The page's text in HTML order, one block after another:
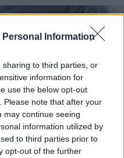
Personal Information
to third parties, or
information for
use the below opt-out
Please note that after your
may continue seeing
information utilized by
to third parties prior to
opt-out of the further